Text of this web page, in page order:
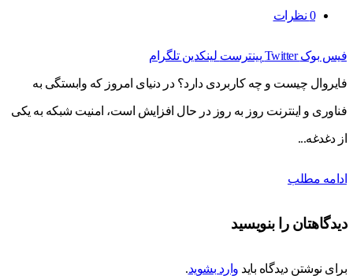
0 نظرات
فیس بوک Twitter پینترست لینکدین تلگرام
فایروال چیست و چه کاربردی دارد؟ در دنیای امروز که وابستگی به
فناوری و اینترنت روز به روز در حال افزایش است، امنیت شبکه به یکی
از دغدغه...
ادامه مطلب
دیدگاهتان را بنویسید
برای نوشتن دیدگاه باید وارد بشوید.